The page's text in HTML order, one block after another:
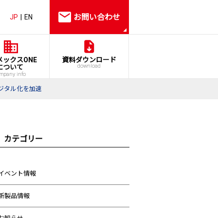
JP EN お問い合わせ
ックスONE
ついて
info
資料ダウンロード
download
タル化を加速
カテゴリー
ベント情報
製品情報